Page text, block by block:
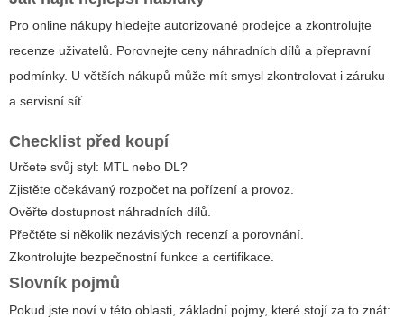
Pro online nákupy hledejte autorizované prodejce a zkontrolujte
recenze uživatelů. Porovnejte ceny náhradních dílů a přepravní
podmínky. U větších nákupů může mít smysl zkontrolovat i záruku
a servisní síť.
Checklist před koupí
Určete svůj styl: MTL nebo DL?
Zjistěte očekávaný rozpočet na pořízení a provoz.
Ověřte dostupnost náhradních dílů.
Přečtěte si několik nezávislých recenzí a porovnání.
Zkontrolujte bezpečnostní funkce a certifikace.
Slovník pojmů
Pokud jste noví v této oblasti, základní pojmy, které stojí za to znát: